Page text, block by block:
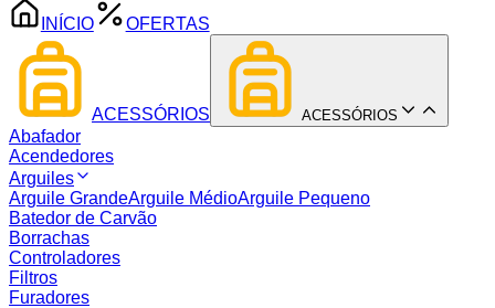
INÍCIO OFERTAS
ACESSÓRIOS ACESSÓRIOS
Abafador
Acendedores
Arguiles
Arguile GrandeArguile MédioArguile Pequeno
Batedor de Carvão
Borrachas
Controladores
Filtros
Furadores